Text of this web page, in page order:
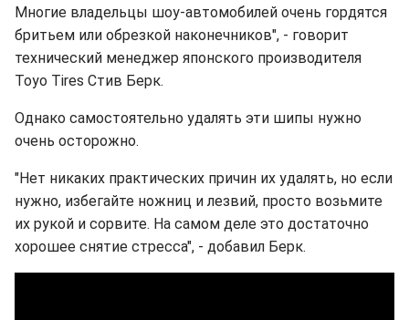
Многие владельцы шоу-автомобилей очень гордятся
бритьем или обрезкой наконечников", - говорит
технический менеджер японского производителя
Toyo Tires Стив Берк.
Однако самостоятельно удалять эти шипы нужно
очень осторожно.
"Нет никаких практических причин их удалять, но если
нужно, избегайте ножниц и лезвий, просто возьмите
их рукой и сорвите. На самом деле это достаточно
хорошее снятие стресса", - добавил Берк.